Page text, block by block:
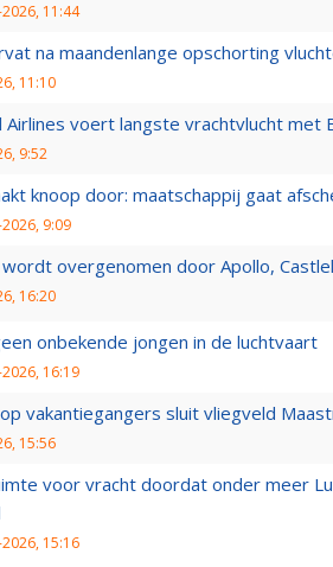
11:44
na maandenlange opschorting
11:10
Airlines voert langste vrachtvlucht met
9:52
knoop door: maatschappij gaat
9:09
overgenomen door Apollo,
16:20
onbekende jongen in de luchtvaart
16:19
vakantiegangers sluit vliegveld
15:56
voor vracht doordat onder meer
15:16